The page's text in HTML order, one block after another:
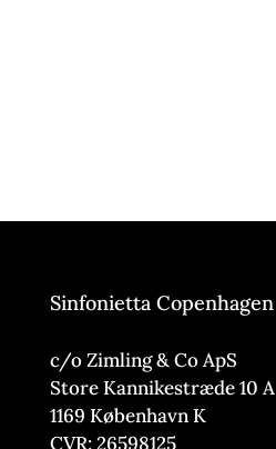
Sinfonietta Copenhagen
c/o Zimling & Co ApS
Store Kannikestræde 10 A
1169 København K
CVR: 26598125